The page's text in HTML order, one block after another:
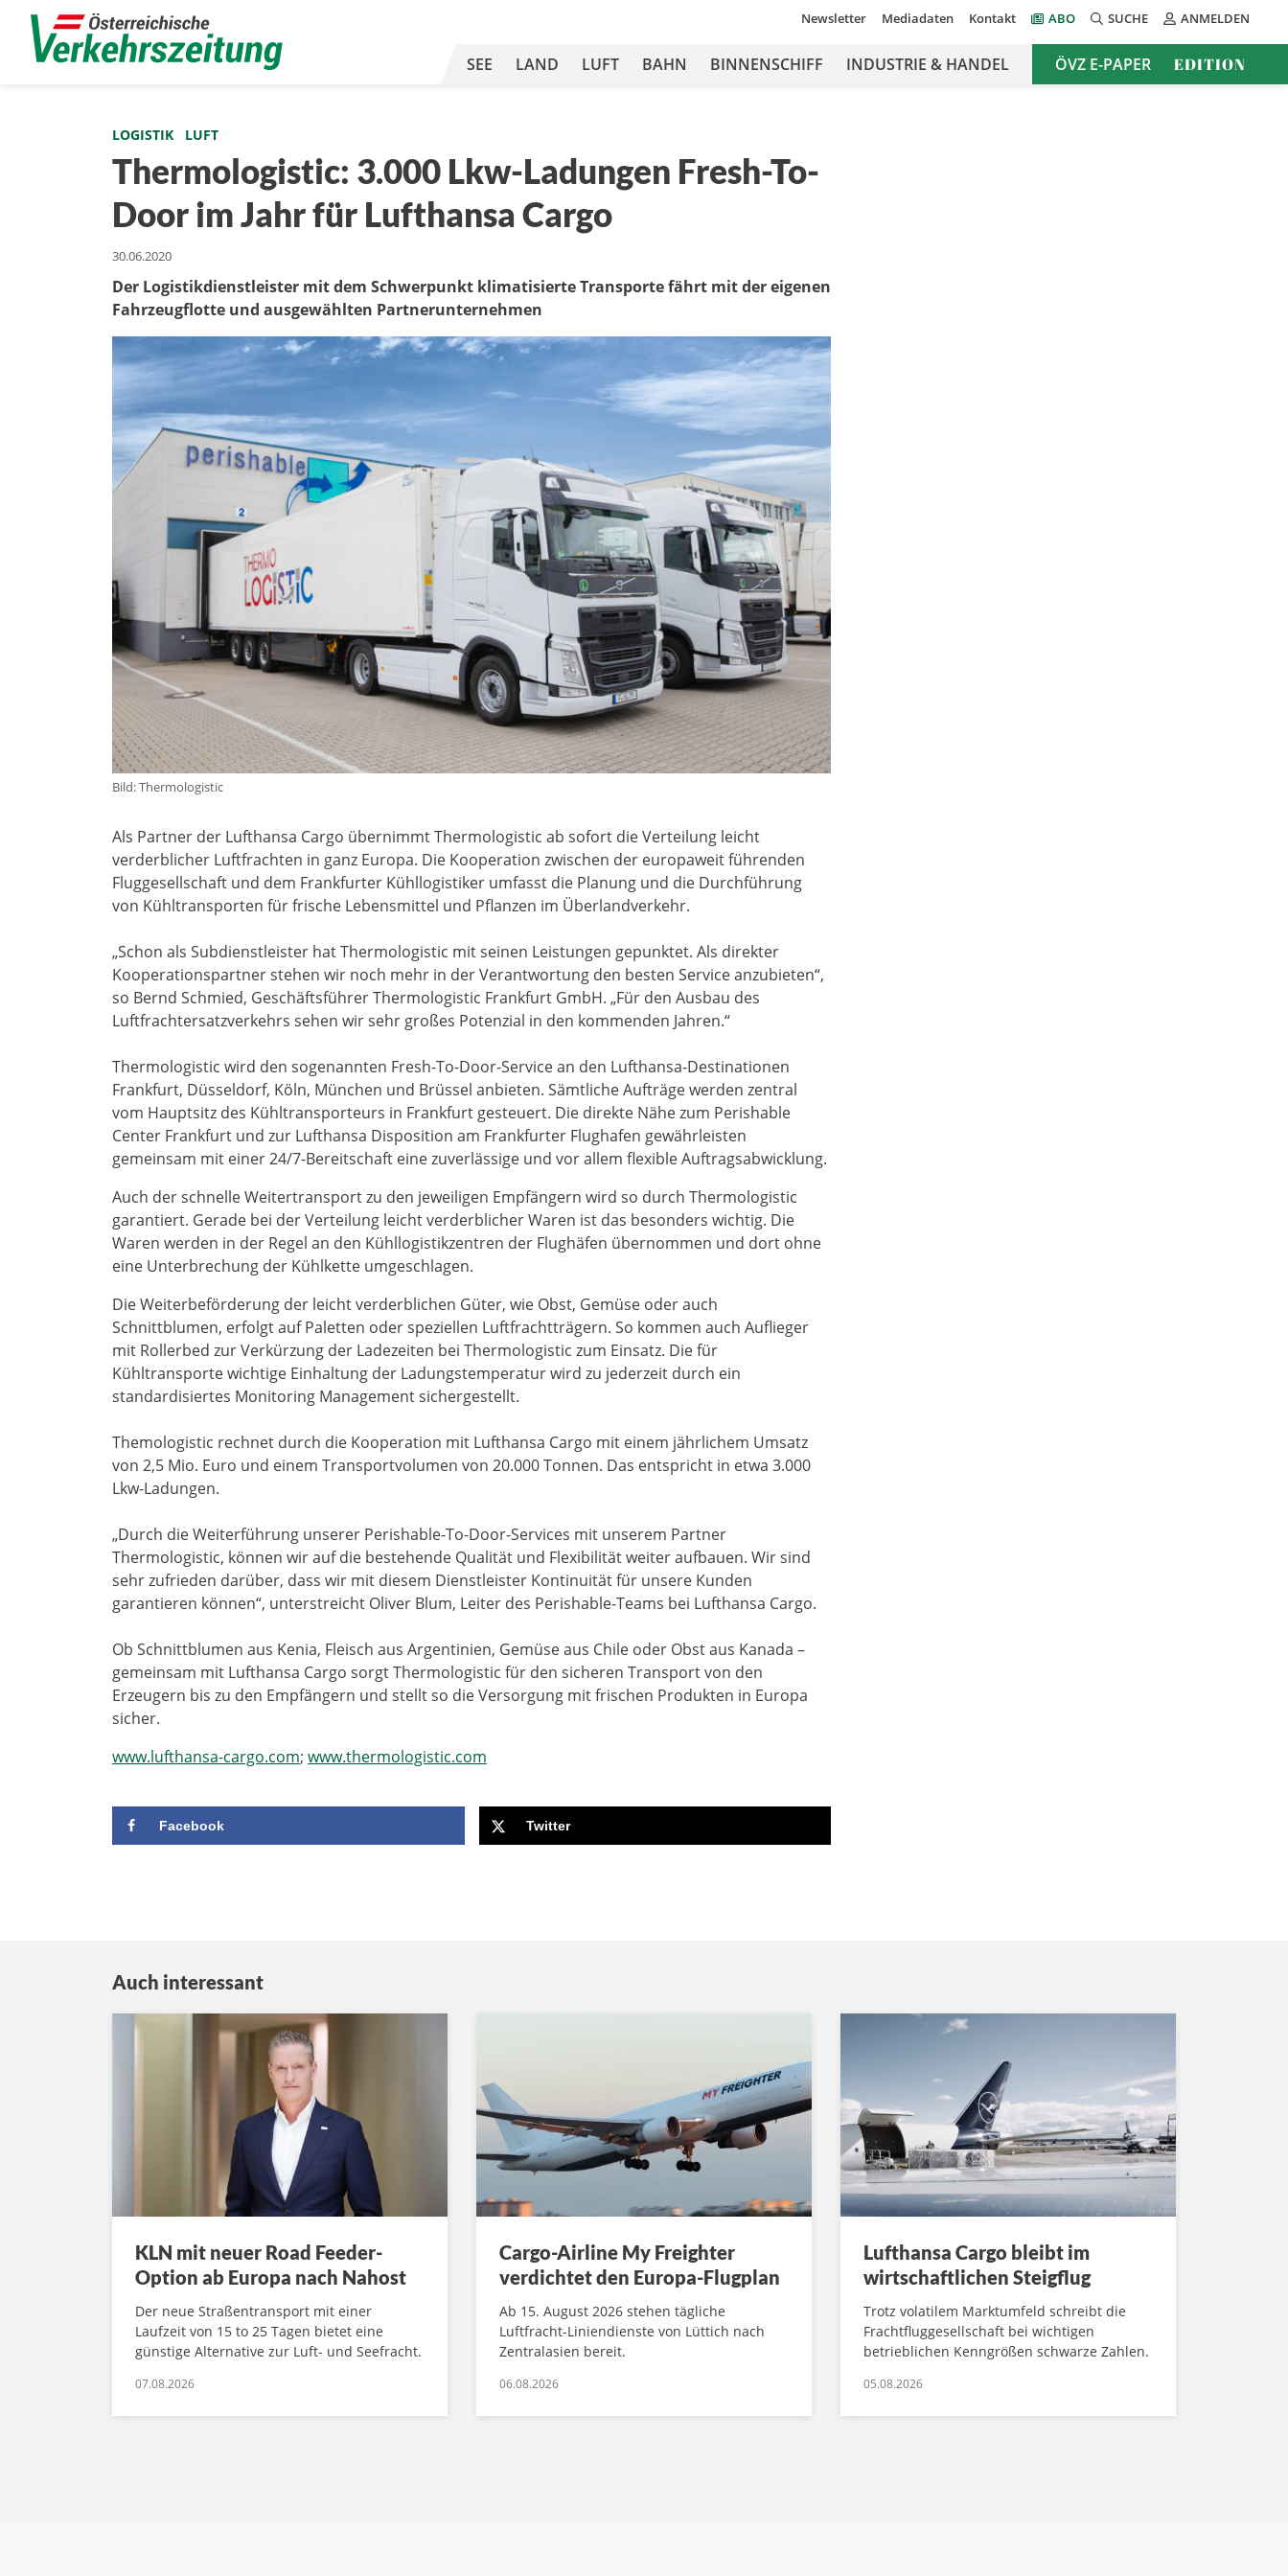
Newsletter Mediadaten Kontakt ABO SUCHE ANMELDEN
SEE LAND LUFT BAHN BINNENSCHIFF INDUSTRIE & HANDEL ÖVZ E-PAPER EDITION
LOGISTIK LUFT
Thermologistic: 3.000 Lkw-Ladungen Fresh-To-
Door im Jahr für Lufthansa Cargo
30.06.2020
Der Logistikdienstleister mit dem Schwerpunkt klimatisierte Transporte fährt mit der eigenen
Fahrzeugflotte und ausgewählten Partnerunternehmen
Bild: Thermologistic
Als Partner der Lufthansa Cargo übernimmt Thermologistic ab sofort die Verteilung leicht
verderblicher Luftfrachten in ganz Europa. Die Kooperation zwischen der europaweit führenden
Fluggesellschaft und dem Frankfurter Kühllogistiker umfasst die Planung und die Durchführung
von Kühltransporten für frische Lebensmittel und Pflanzen im Überlandverkehr.
„Schon als Subdienstleister hat Thermologistic mit seinen Leistungen gepunktet. Als direkter
Kooperationspartner stehen wir noch mehr in der Verantwortung den besten Service anzubieten“,
so Bernd Schmied, Geschäftsführer Thermologistic Frankfurt GmbH. „Für den Ausbau des
Luftfrachtersatzverkehrs sehen wir sehr großes Potenzial in den kommenden Jahren.“
Thermologistic wird den sogenannten Fresh-To-Door-Service an den Lufthansa-Destinationen
Frankfurt, Düsseldorf, Köln, München und Brüssel anbieten. Sämtliche Aufträge werden zentral
vom Hauptsitz des Kühltransporteurs in Frankfurt gesteuert. Die direkte Nähe zum Perishable
Center Frankfurt und zur Lufthansa Disposition am Frankfurter Flughafen gewährleisten
gemeinsam mit einer 24/7-Bereitschaft eine zuverlässige und vor allem flexible Auftragsabwicklung.
Auch der schnelle Weitertransport zu den jeweiligen Empfängern wird so durch Thermologistic
garantiert. Gerade bei der Verteilung leicht verderblicher Waren ist das besonders wichtig. Die
Waren werden in der Regel an den Kühllogistikzentren der Flughäfen übernommen und dort ohne
eine Unterbrechung der Kühlkette umgeschlagen.
Die Weiterbeförderung der leicht verderblichen Güter, wie Obst, Gemüse oder auch
Schnittblumen, erfolgt auf Paletten oder speziellen Luftfrachtträgern. So kommen auch Auflieger
mit Rollerbed zur Verkürzung der Ladezeiten bei Thermologistic zum Einsatz. Die für
Kühltransporte wichtige Einhaltung der Ladungstemperatur wird zu jederzeit durch ein
standardisiertes Monitoring Management sichergestellt.
Themologistic rechnet durch die Kooperation mit Lufthansa Cargo mit einem jährlichem Umsatz
von 2,5 Mio. Euro und einem Transportvolumen von 20.000 Tonnen. Das entspricht in etwa 3.000
Lkw-Ladungen.
„Durch die Weiterführung unserer Perishable-To-Door-Services mit unserem Partner
Thermologistic, können wir auf die bestehende Qualität und Flexibilität weiter aufbauen. Wir sind
sehr zufrieden darüber, dass wir mit diesem Dienstleister Kontinuität für unsere Kunden
garantieren können“, unterstreicht Oliver Blum, Leiter des Perishable-Teams bei Lufthansa Cargo.
Ob Schnittblumen aus Kenia, Fleisch aus Argentinien, Gemüse aus Chile oder Obst aus Kanada –
gemeinsam mit Lufthansa Cargo sorgt Thermologistic für den sicheren Transport von den
Erzeugern bis zu den Empfängern und stellt so die Versorgung mit frischen Produkten in Europa
sicher.
www.lufthansa-cargo.com; www.thermologistic.com
Facebook Twitter
Auch interessant
KLN mit neuer Road Feeder-
Option ab Europa nach Nahost
Der neue Straßentransport mit einer
Laufzeit von 15 to 25 Tagen bietet eine
günstige Alternative zur Luft- und Seefracht.
07.08.2026
Cargo-Airline My Freighter
verdichtet den Europa-Flugplan
Ab 15. August 2026 stehen tägliche
Luftfracht-Liniendienste von Lüttich nach
Zentralasien bereit.
06.08.2026
Lufthansa Cargo bleibt im
wirtschaftlichen Steigflug
Trotz volatilem Marktumfeld schreibt die
Frachtfluggesellschaft bei wichtigen
betrieblichen Kenngrößen schwarze Zahlen.
05.08.2026